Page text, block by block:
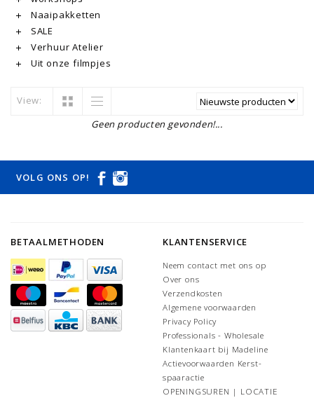
Naaipakketten
SALE
Verhuur Atelier
Uit onze filmpjes
View:
Geen producten gevonden!...
VOLG ONS OP!
BETAALMETHODEN KLANTENSERVICE
Neem contact met ons op
Over ons
Verzendkosten
Algemene voorwaarden
Privacy Policy
Professionals - Wholesale
Klantenkaart bij Madeline
Actievoorwaarden Kerst-
spaaractie
OPENINGSUREN | LOCATIE